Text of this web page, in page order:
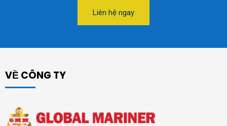
Liên hệ ngay
VỀ CÔNG TY